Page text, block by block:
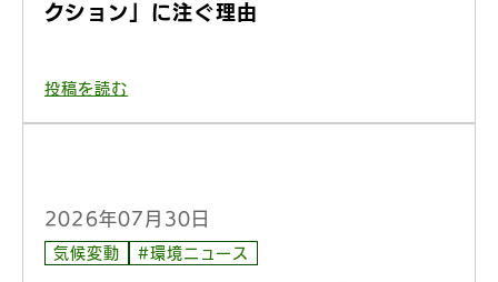
クション」に注ぐ理由
投稿を読む
2026年07月30日
気候変動 #環境ニュース